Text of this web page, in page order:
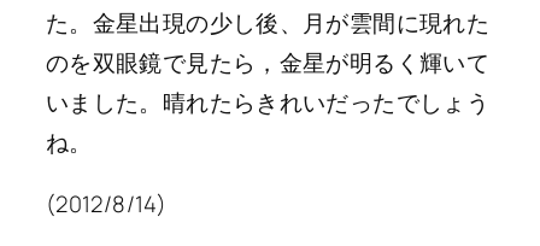
た。金星出現の少し後、月が雲間に現れた
のを双眼鏡で見たら，金星が明るく輝いて
いました。晴れたらきれいだったでしょう
ね。
(2012/8/14)